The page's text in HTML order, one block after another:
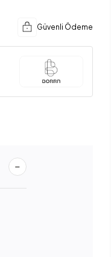
Güvenli Ödeme